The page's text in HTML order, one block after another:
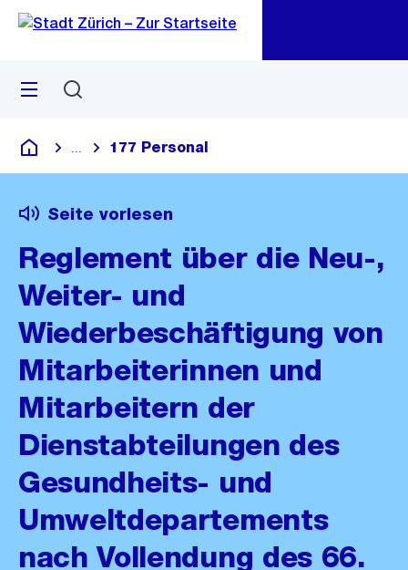
Navigation
Sprunglink
Menü
Deutsch
Blende alle Breadcrumbs ein
177 Personal
Seite vorlesen
Reglement über die Neu-,
Weiter- und
Wiederbeschäftigung von
Mitarbeiterinnen und
Mitarbeitern der
Dienstabteilungen des
Gesundheits- und
Umweltdepartements
nach Vollendung des 66.